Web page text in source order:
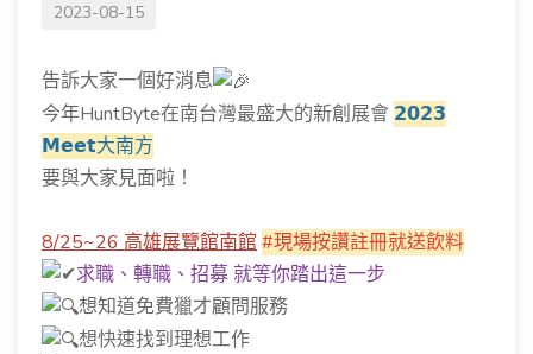
2023-08-15
告訴大家一個好消息
今年HuntByte在南台灣最盛大的新創展會 𝟮𝟬𝟮𝟯
𝗠𝗲𝗲𝘁大南方
要與大家見面啦！
8/25~26 高雄展覽館南館 #現場按讚註冊就送飲料
求職、轉職、招募 就等你踏出這一步
想知道免費獵才顧問服務
想快速找到理想工作